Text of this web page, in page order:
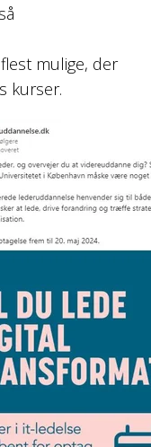
mulige, der
kurser.